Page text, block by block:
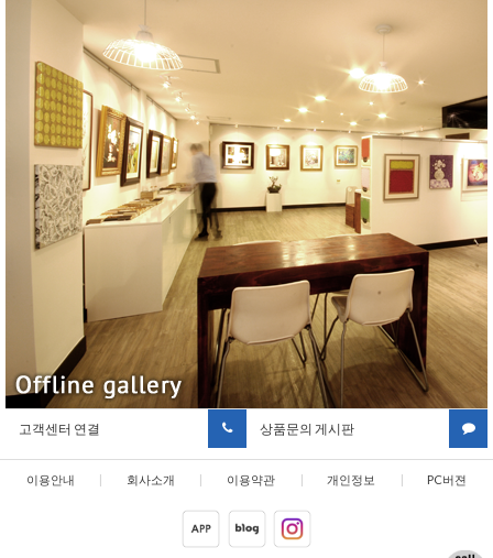
고객센터 연결 상품문의 게시판
이용안내 | 회사소개 | 이용약관 | 개인정보 | PC버젼